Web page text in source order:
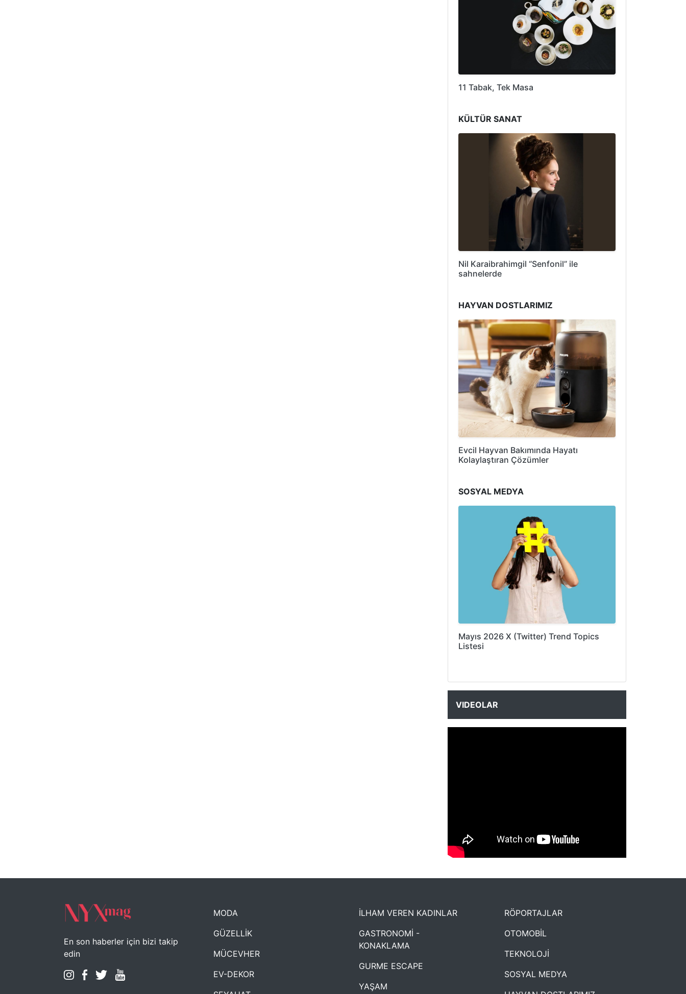
11 Tabak, Tek Masa
KÜLTÜR SANAT
Nil Karaibrahimgil “Senfonil” ile
sahnelerde
HAYVAN DOSTLARIMIZ
Evcil Hayvan Bakımında Hayatı
Kolaylaştıran Çözümler
SOSYAL MEDYA
Mayıs 2026 X (Twitter) Trend Topics
Listesi
VIDEOLAR
NYXmag 2. Yaş Kutlama Etkinliği
En son haberler için bizi takip
edin
MODA
GÜZELLİK
MÜCEVHER
EV-DEKOR
İLHAM VEREN KADINLAR
GASTRONOMİ -
KONAKLAMA
GURME ESCAPE
YAŞAM
RÖPORTAJLAR
OTOMOBİL
TEKNOLOJİ
SOSYAL MEDYA